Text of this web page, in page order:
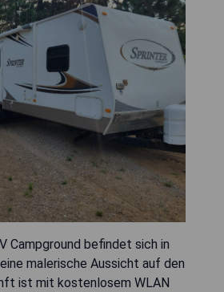
Campground befindet sich in
malerische Aussicht auf den
ist mit kostenlosem WLAN